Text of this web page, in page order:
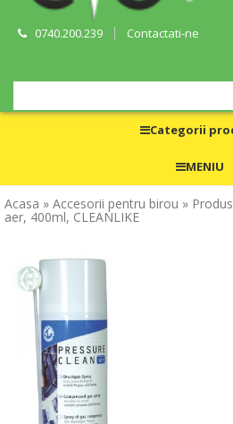
0740.200.239 Contactati-ne
Categorii
MENIU
Acasa » Accesorii pentru birou »
aer, 400ml, CLEANLIKE